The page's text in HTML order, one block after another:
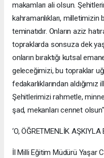
makamları ali olsun.
kahramanlıkları,
teminatıdır. Onların aziz
topraklarda sonsuza dek
onların bıraktığı kutsal
geleceğimizi, bu topraklar
fedakarlıklarından
Şehitlerimizi rahmetle,
şad, mekanları cennet
‘O, ÖĞRETMENLİK AŞKIYLA
İl Milli Eğitim Müdürü Yaşar